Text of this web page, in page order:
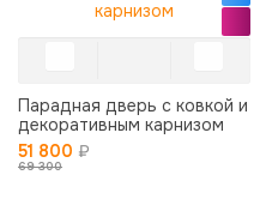
Парадная дверь с ковкой и
декоративным карнизом
51 800 ₽
69 300